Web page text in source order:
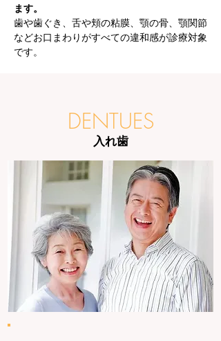
ます。
歯や歯ぐき、舌や頬の粘膜、顎の骨、顎関節
などお口まわりがすべての違和感が診療対象
です。
DENTUES
入れ歯